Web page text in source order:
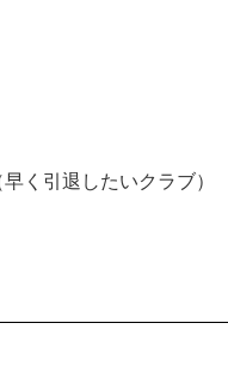
く引退したいクラブ）